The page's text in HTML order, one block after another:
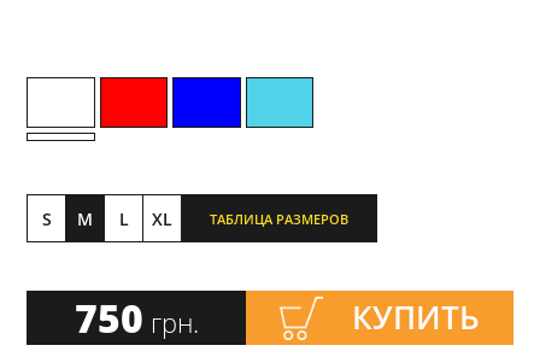
S M L XL ТАБЛИЦА РАЗМЕРОВ
750 грн. КУПИТЬ